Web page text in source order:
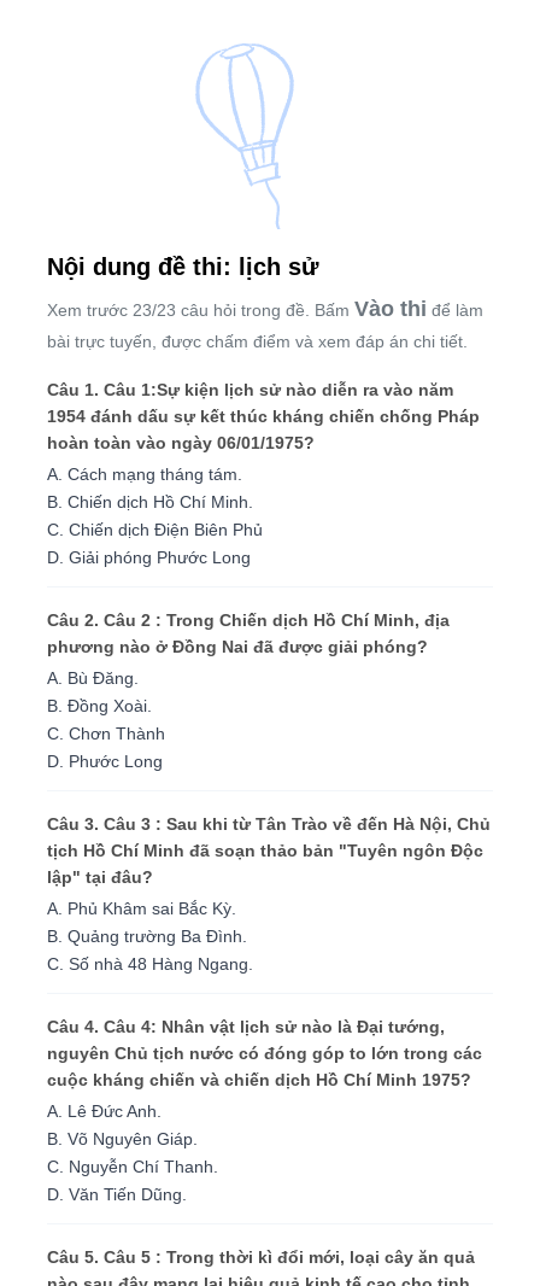
Nội dung đề thi: lịch sử
Xem trước 23/23 câu hỏi trong đề. Bấm Vào thi để làm
bài trực tuyến, được chấm điểm và xem đáp án chi tiết.
Câu 1. Câu 1:Sự kiện lịch sử nào diễn ra vào năm
1954 đánh dấu sự kết thúc kháng chiến chống Pháp
hoàn toàn vào ngày 06/01/1975?
A. Cách mạng tháng tám.
B. Chiến dịch Hồ Chí Minh.
C. Chiến dịch Điện Biên Phủ
D. Giải phóng Phước Long
Câu 2. Câu 2 : Trong Chiến dịch Hồ Chí Minh, địa
phương nào ở Đồng Nai đã được giải phóng?
A. Bù Đăng.
B. Đồng Xoài.
C. Chơn Thành
D. Phước Long
Câu 3. Câu 3 : Sau khi từ Tân Trào về đến Hà Nội, Chủ
tịch Hồ Chí Minh đã soạn thảo bản "Tuyên ngôn Độc
lập" tại đâu?
A. Phủ Khâm sai Bắc Kỳ.
B. Quảng trường Ba Đình.
C. Số nhà 48 Hàng Ngang.
Câu 4. Câu 4: Nhân vật lịch sử nào là Đại tướng,
nguyên Chủ tịch nước có đóng góp to lớn trong các
cuộc kháng chiến và chiến dịch Hồ Chí Minh 1975?
A. Lê Đức Anh.
B. Võ Nguyên Giáp.
C. Nguyễn Chí Thanh.
D. Văn Tiến Dũng.
Câu 5. Câu 5 : Trong thời kì đổi mới, loại cây ăn quả